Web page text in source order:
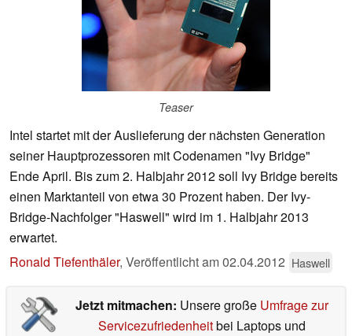
Teaser
Intel startet mit der Auslieferung der nächsten Generation
seiner Hauptprozessoren mit Codenamen "Ivy Bridge"
Ende April. Bis zum 2. Halbjahr 2012 soll Ivy Bridge bereits
einen Marktanteil von etwa 30 Prozent haben. Der Ivy-
Bridge-Nachfolger "Haswell" wird im 1. Halbjahr 2013
erwartet.
Ronald Tiefenthäler, Veröffentlicht am02.04.2012 Haswell
Jetzt mitmachen: Unsere große Umfrage zur
Servicezufriedenheitbei Laptops und